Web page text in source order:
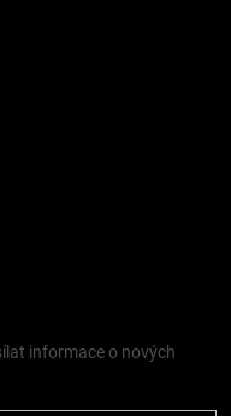
informace o nových